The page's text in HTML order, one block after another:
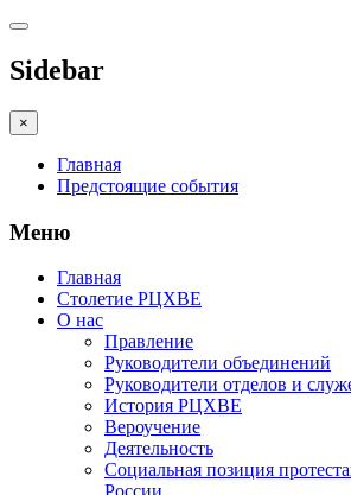
Sidebar
×
Главная
Предстоящие события
Меню
Главная
Столетие РЦХВЕ
О нас
Правление
Руководители объединений
Руководители отделов и
История РЦХВЕ
Вероучение
Деятельность
Социальная позиция